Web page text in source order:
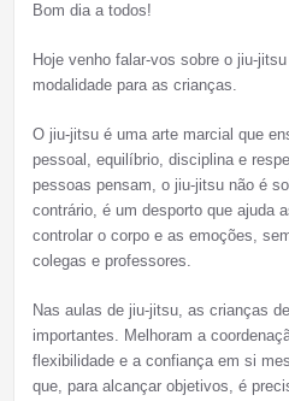
Bom dia a todos!
Hoje venho falar-vos sobre o jiu-
modalidade para as crianças.
O jiu-jitsu é uma arte marcial que
pessoal, equilíbrio, disciplina e
pessoas pensam, o jiu-jitsu não é
contrário, é um desporto que ajuda
controlar o corpo e as emoções,
colegas e professores.
Nas aulas de jiu-jitsu, as crianças
importantes. Melhoram a
flexibilidade e a confiança em si
que, para alcançar objetivos, é